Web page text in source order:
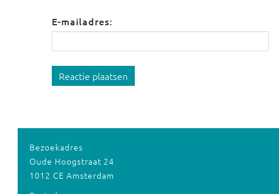
E-mailadres:
Reactie plaatsen
Bezoekadres
Oude Hoogstraat 24
1012 CE Amsterdam